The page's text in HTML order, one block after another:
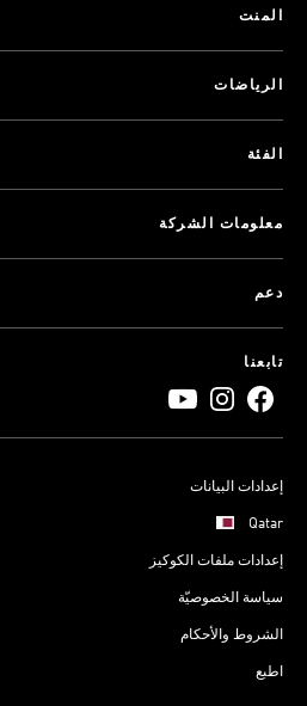
المنت
الرياضات
الفئة
معلومات الشركة
دعم
تابعنا
إعدادات البيانات
Qatar
إعدادات ملفات الكوكيز
سياسة الخصوصيّة
الشروط والأحكام
اطبع